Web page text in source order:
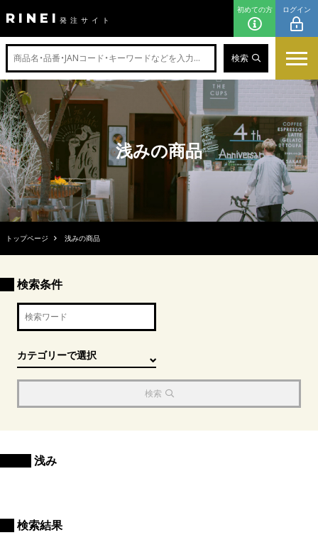
RINEI 発注サイト
初めての方 ログイン
検索
浅みの商品
トップページ 浅みの商品
検索条件
検索
浅み
検索結果